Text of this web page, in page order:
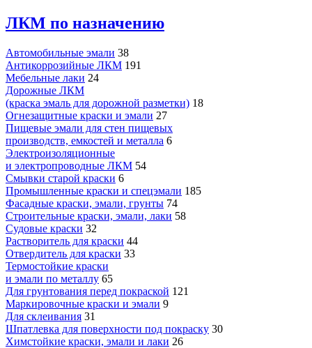
ЛКМ по назначению
Автомобильные эмали 38
Антикоррозийные ЛКМ 191
Мебельные лаки 24
Дорожные ЛКМ
(краска эмаль для дорожной разметки) 18
Огнезащитные краски и эмали 27
Пищевые эмали для стен пищевых
производств, емкостей и металла 6
Электроизоляционные
и электропроводные ЛКМ 54
Смывки старой краски 6
Промышленные краски и спецэмали 185
Фасадные краски, эмали, грунты 74
Строительные краски, эмали, лаки 58
Судовые краски 32
Растворитель для краски 44
Отвердитель для краски 33
Термостойкие краски
и эмали по металлу 65
Для грунтования перед покраской 121
Маркировочные краски и эмали 9
Для склеивания 31
Шпатлевка для поверхности под покраску 30
Химстойкие краски, эмали и лаки 26